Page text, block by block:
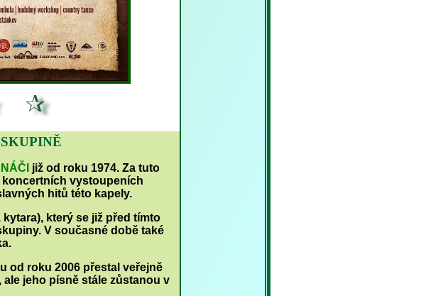
již od roku 1974. Za tuto
vystoupeních
hitů této kapely.
který se již před tímto
V současné době také
od roku 2006 přestal veřejně
jeho písně stále zůstanou v